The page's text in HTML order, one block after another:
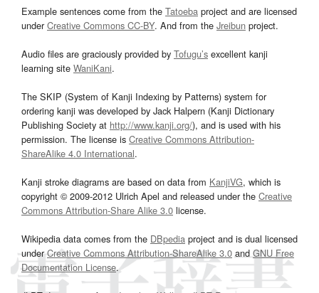
Example sentences come from the Tatoeba project and are licensed
underCreative Commons CC-BY. And from the Jreibun project.
Audio files are graciously provided by Tofugu’s excellent kanji
learning site WaniKani.
The SKIP (System of Kanji Indexing by Patterns) system for
ordering kanji was developed by Jack Halpern (Kanji Dictionary
Publishing Society at http://www.kanji.org/), and is used with his
permission. The license is Creative Commons Attribution-
ShareAlike 4.0 International.
Kanji stroke diagrams are based on data from KanjiVG, which is
copyright © 2009-2012 Ulrich Apel and released under the Creative
Commons Attribution-Share Alike 3.0 license.
Wikipedia data comes from the DBpedia project and is dual licensed
underCreative Commons Attribution-ShareAlike 3.0and GNU Free
Documentation License.